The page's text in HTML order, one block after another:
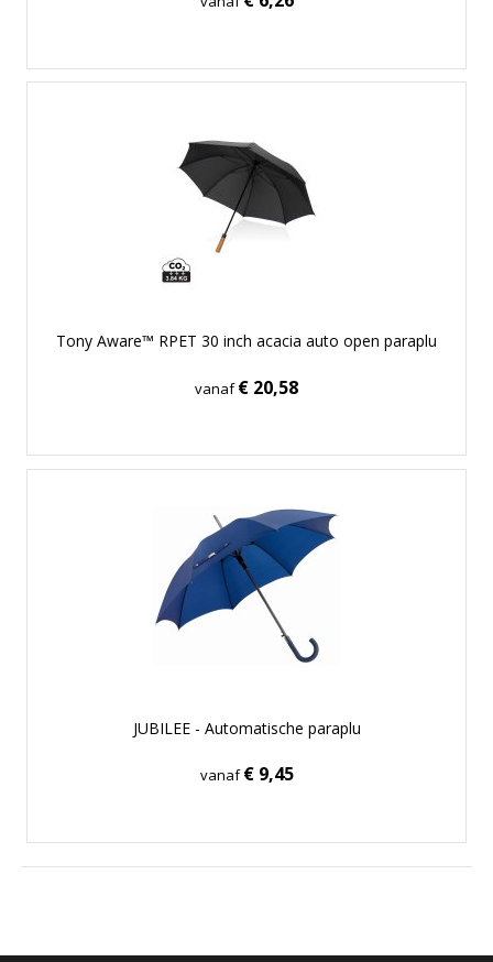
Tony Aware™ RPET 30 inch acacia auto open paraplu
vanaf€ 20,58
JUBILEE - Automatische paraplu
vanaf€ 9,45